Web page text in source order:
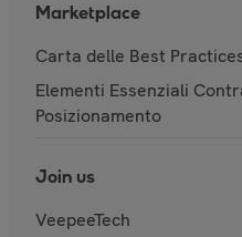
Marketplace
Carta delle Best
Elementi Essenziali
Posizionamento
Join us
VeepeeTech